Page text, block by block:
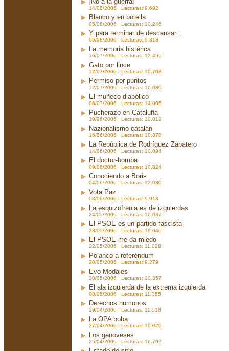
14/08/2006 Lecturas: 9.692
Blanco y en botella
05/08/2006 Lecturas: 10.246
Y para terminar de descansar...
05/08/2006 Lecturas: 9.313
La memoria histérica
16/07/2006 Lecturas: 12.455
Gato por lince
12/07/2006 Lecturas: 10.708
Permiso por puntos
12/07/2006 Lecturas: 10.080
El muñeco diabólico
06/07/2006 Lecturas: 14.005
Pucherazo en Cataluña
19/06/2006 Lecturas: 10.012
Nazionalismo catalán
16/06/2006 Lecturas: 10.378
La República de Rodríguez Zapatero
14/06/2006 Lecturas: 10.094
El doctor-bomba
09/06/2006 Lecturas: 10.824
Conociendo a Boris
04/06/2006 Lecturas: 12.030
Vota Paz
03/06/2006 Lecturas: 9.913
La esquizofrenia es de izquierdas
24/05/2006 Lecturas: 10.037
El PSOE es un partido fascista
23/05/2006 Lecturas: 19.046
El PSOE me da miedo
22/05/2006 Lecturas: 11.028
Polanco a referéndum
20/05/2006 Lecturas: 9.279
Evo Modales
20/05/2006 Lecturas: 10.357
El ala izquierda de la extrema izquierda
08/05/2006 Lecturas: 11.355
Derechos humonos
29/04/2006 Lecturas: 11.518
La OPA boba
27/04/2006 Lecturas: 10.020
Los genoveses
25/04/2006 Lecturas: 16.792